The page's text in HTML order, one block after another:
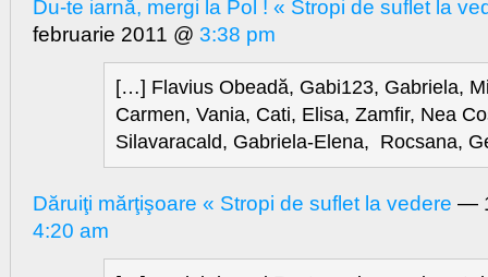
Du-te iarnă, mergi la Pol ! « Stropi de suflet la
februarie 2011 @ 3:38 pm
[…] Flavius Obeadă, Gabi123, Gabriela,
Carmen, Vania, Cati, Elisa, Zamfir, Nea
Silavaracald, Gabriela-Elena, Rocsana,
Dăruiţi mărţişoare « Stropi de suflet la vedere —
4:20 am